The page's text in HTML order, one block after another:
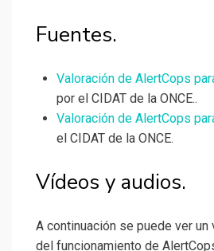
Fuentes.
Valoración de AlertCops
por el CIDAT de la ONCE..
Valoración de AlertCops
el CIDAT de la ONCE.
Vídeos y audios.
A continuación se puede ver
del funcionamiento de